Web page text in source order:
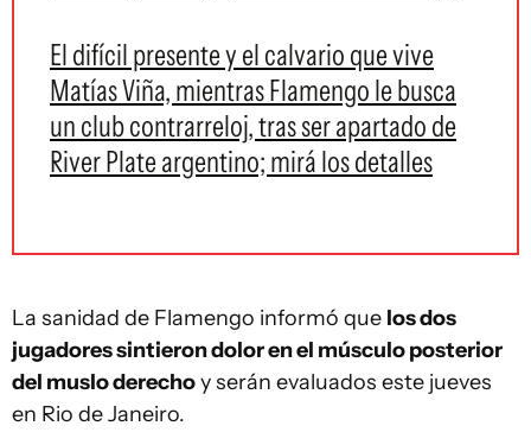
El difícil presente y el calvario que vive
Matías Viña, mientras Flamengo le busca
un club contrarreloj, tras ser apartado de
River Plate argentino; mirá los detalles
La sanidad de Flamengo informó que los dos
jugadores sintieron dolor en el músculo posterior
del muslo derechoy serán evaluados este jueves
en Rio de Janeiro.